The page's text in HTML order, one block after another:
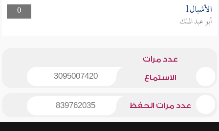
0
الأشبال1
أبو عبد الملك
عدد مرات
الاستماع 3095007420
عدد مرات الحفظ 839762035